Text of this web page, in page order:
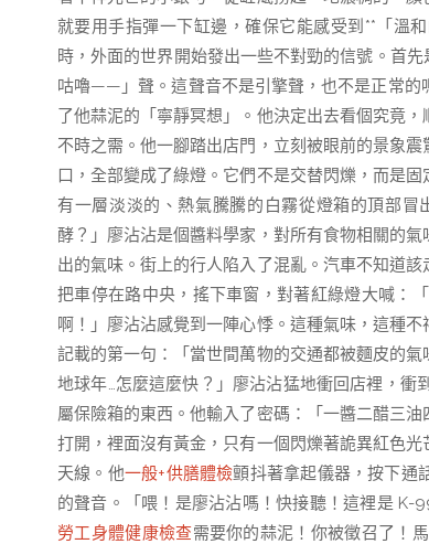
就要用手指彈一下缸邊，確保它能感受到**「溫
時，外面的世界開始發出一些不對勁的信號。首
咕嚕——」聲。這聲音不是引擎聲，也不是正常的
了他蒜泥的「寧靜冥想」。他決定出去看個究竟
不時之需。他一腳踏出店門，立刻被眼前的景象
口，全部變成了綠燈。它們不是交替閃爍，而是
有一層淡淡的、熱氣騰騰的白霧從燈箱的頂部
酵？」廖沾沾是個醬料學家，對所有食物相關的
出的氣味。街上的行人陷入了混亂。汽車不知道
把車停在路中央，搖下車窗，對著紅綠燈大喊：
啊！」廖沾沾感覺到一陣心悸。這種氣味，這種
記載的第一句：「當世間萬物的交通都被麵皮的
地球年…怎麼這麼快？」廖沾沾猛地衝回店裡，
屬保險箱的東西。他輸入了密碼：「一醬二醋三
打開，裡面沒有黃金，只有一個閃爍著詭異紅色
天線。他一般+供膳體檢顫抖著拿起儀器，按下通
的聲音。「喂！是廖沾沾嗎！快接聽！這裡是
勞工身體健康檢查需要你的蒜泥！你被徵召了！